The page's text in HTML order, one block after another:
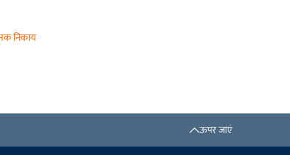
निकाय
ऊपर जाएं